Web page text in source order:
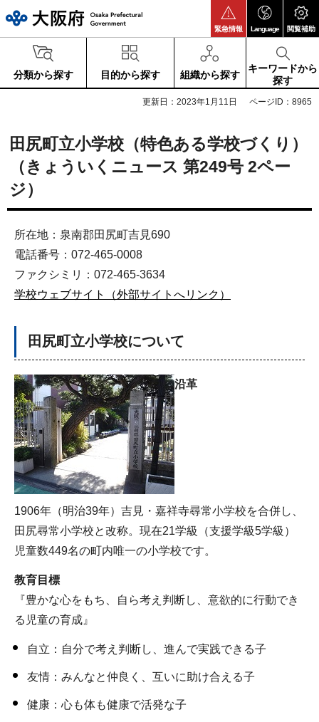
緊急情報 Language 閲覧補助
分類から探す 目的から探す 組織から探す
キーワードから
探す
更新日：2023年1月11日 ページID：8965
田尻町立小学校（特色ある学校づくり）
（きょういくニュース 第249号 2ペー
ジ）
所在地：泉南郡田尻町吉見690
電話番号：072-465-0008
ファクシミリ：072-465-3634
学校ウェブサイト（外部サイトへリンク）
田尻町立小学校について
沿革
1906年（明治39年）吉見・嘉祥寺尋常小学校を合併し、
田尻尋常小学校と改称。現在21学級（支援学級5学級）
児童数449名の町内唯一の小学校です。
教育目標
『豊かな心をもち、自ら考え判断し、意欲的に行動でき
る児童の育成』
自立：自分で考え判断し、進んで実践できる子
友情：みんなと仲良く、互いに助け合える子
健康：心も体も健康で活発な子